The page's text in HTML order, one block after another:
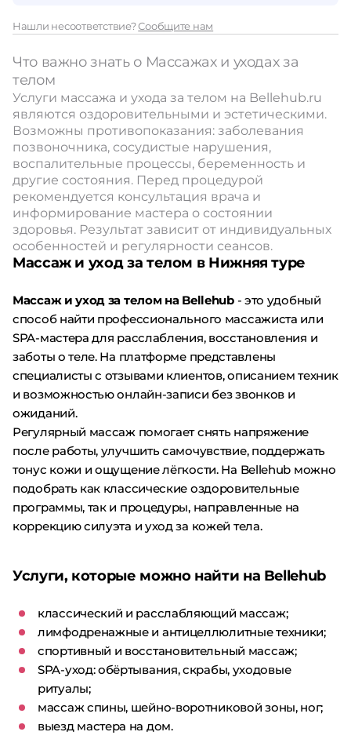
Нашли несоответствие?Сообщите нам
Что важно знать о Массажах и уходах за
телом
Услуги массажа и ухода за телом на Bellehub.ru
являются оздоровительными и эстетическими.
Возможны противопоказания: заболевания
позвоночника, сосудистые нарушения,
воспалительные процессы, беременность и
другие состояния. Перед процедурой
рекомендуется консультация врача и
информирование мастера о состоянии
здоровья. Результат зависит от индивидуальных
особенностей и регулярности сеансов.
Массаж и уход за телом в Нижняя туре
Массаж и уход за телом на Bellehub- это удобный
способ найти профессионального массажиста или
SPA-мастера для расслабления, восстановления и
заботы о теле. На платформе представлены
специалисты с отзывами клиентов, описанием техник
и возможностью онлайн-записи без звонков и
ожиданий.
Регулярный массаж помогает снять напряжение
после работы, улучшить самочувствие, поддержать
тонус кожи и ощущение лёгкости. На Bellehub можно
подобрать как классические оздоровительные
программы, так и процедуры, направленные на
коррекцию силуэта и уход за кожей тела.
Услуги, которые можно найти на Bellehub
классический и расслабляющий массаж;
лимфодренажные и антицеллюлитные техники;
спортивный и восстановительный массаж;
SPA-уход: обёртывания, скрабы, уходовые
ритуалы;
массаж спины, шейно-воротниковой зоны, ног;
выезд мастера на дом.